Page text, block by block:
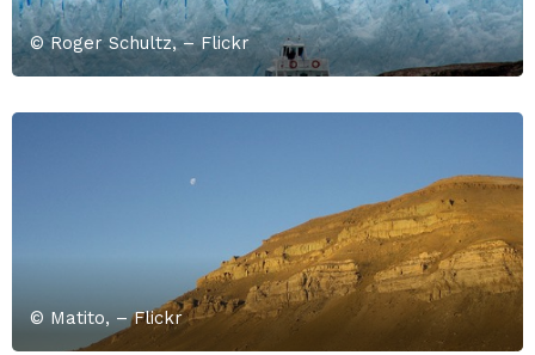
© Roger Schultz, – Flickr
© Matito, – Flickr